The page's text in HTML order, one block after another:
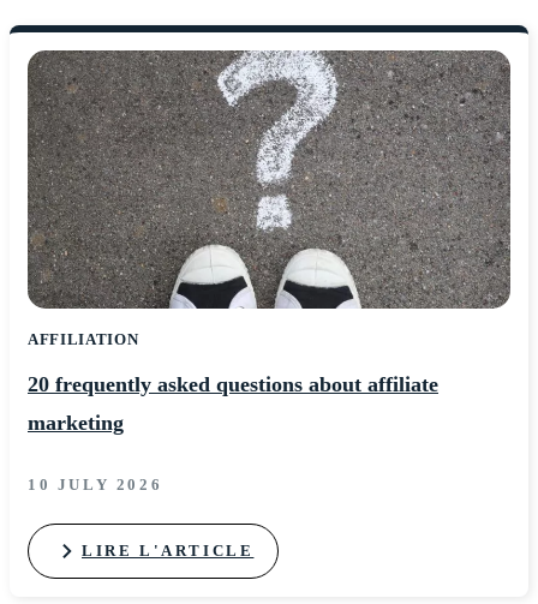
AFFILIATION
20 frequently asked questions about affiliate
marketing
10 JULY 2026
LIRE L'ARTICLE